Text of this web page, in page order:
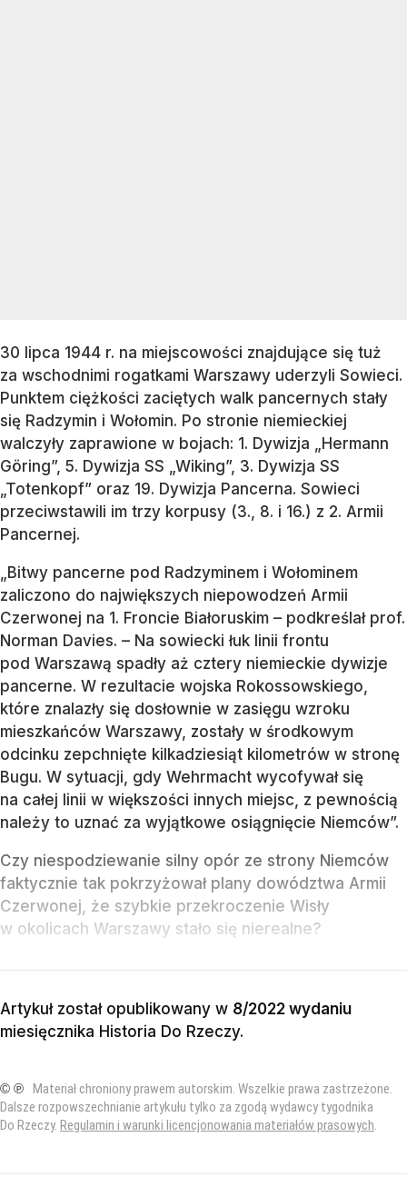
30 lipca 1944 r. na miejscowości znajdujące się tuż
za wschodnimi rogatkami Warszawy uderzyli Sowieci.
Punktem ciężkości zaciętych walk pancernych stały
się Radzymin i Wołomin. Po stronie niemieckiej
walczyły zaprawione w bojach: 1. Dywizja „Hermann
Göring”, 5. Dywizja SS „Wiking”, 3. Dywizja SS
„Totenkopf” oraz 19. Dywizja Pancerna. Sowieci
przeciwstawili im trzy korpusy (3., 8. i 16.) z 2. Armii
Pancernej.
„Bitwy pancerne pod Radzyminem i Wołominem
zaliczono do największych niepowodzeń Armii
Czerwonej na 1. Froncie Białoruskim – podkreślał prof.
Norman Davies. – Na sowiecki łuk linii frontu
pod Warszawą spadły aż cztery niemieckie dywizje
pancerne. W rezultacie wojska Rokossowskiego,
które znalazły się dosłownie w zasięgu wzroku
mieszkańców Warszawy, zostały w środkowym
odcinku zepchnięte kilkadziesiąt kilometrów w stronę
Bugu. W sytuacji, gdy Wehrmacht wycofywał się
na całej linii w większości innych miejsc, z pewnością
należy to uznać za wyjątkowe osiągnięcie Niemców”.
Czy niespodziewanie silny opór ze strony Niemców
faktycznie tak pokrzyżował plany dowództwa Armii
Czerwonej, że szybkie przekroczenie Wisły
w okolicach Warszawy stało się nierealne?
Artykuł został opublikowany w 8/2022 wydaniu
miesięcznika Historia Do Rzeczy.
© ℗ Materiał chroniony prawem autorskim. Wszelkie prawa zastrzeżone.
Dalsze rozpowszechnianie artykułu tylko za zgodą wydawcy tygodnika
Do Rzeczy. Regulamin i warunki licencjonowania materiałów prasowych